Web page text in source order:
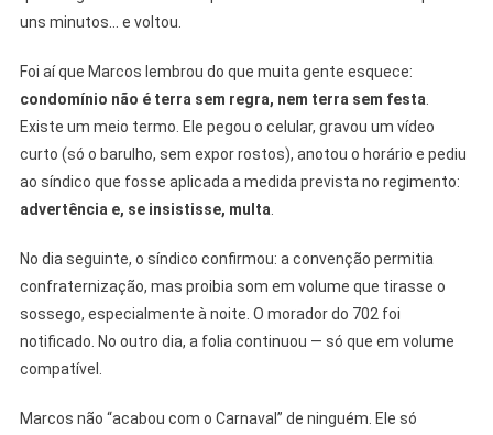
uns minutos… e voltou.
Foi aí que Marcos lembrou do que muita gente esquece:
condomínio não é terra sem regra, nem terra sem festa
Existe um meio termo. Ele pegou o celular, gravou um vídeo
curto (só o barulho, sem expor rostos), anotou o horário e pediu
ao síndico que fosse aplicada a medida prevista no regimento:
advertência e, se insistisse, multa
No dia seguinte, o síndico confirmou: a convenção permitia
confraternização, mas proibia som em volume que tirasse o
sossego, especialmente à noite. O morador do 702 foi
notificado. No outro dia, a folia continuou — só que em volume
compatível.
Marcos não “acabou com o Carnaval” de ninguém. Ele só